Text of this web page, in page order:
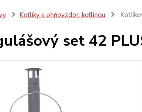
Kotlíky s ohňovzdor. kotlinou
set 42